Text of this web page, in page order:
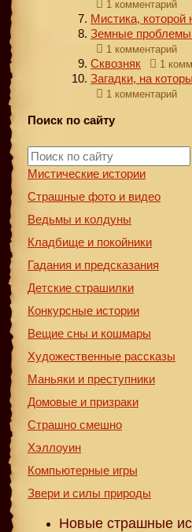
1 комментарий
Мистика, которой
Земные
1 комментарий
Сквозняк 1
Загадки, на
1 комментарий
Поиск по сайту
Мистические истории
Страшные фото и видео
Ведьмы и колдуны
Кладбище и покойники
Гадания и предсказания
Детские страшилки
Конкурсные истории
Вещие сны и кошмары
Художественные рассказы
Маньяки и преступники
Домовые и призраки
Страшно смешно
Хэллоуин
Компьютерные игры
Звери и силы природы
Новые страшные